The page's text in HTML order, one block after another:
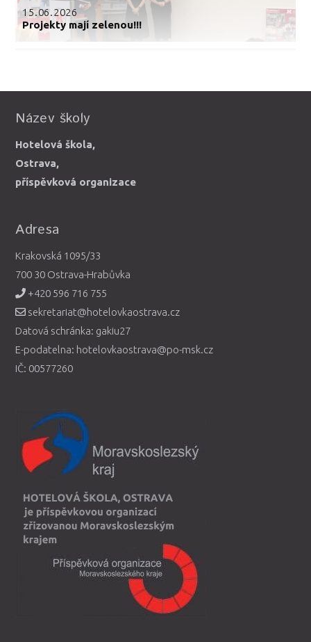
15.06.2026
Projekty mají zelenou!!!
Název školy
Hotelová škola,
Ostrava,
příspěvková organizace
Adresa
Krakovská 1095/33
700 30 Ostrava-Hrabůvka
+420 596 716 755
sekretariat@hotelovkaostrava.cz
Datová schránka: gakiu27
E-podatelna: hotelovkaostrava@po-msk.cz
IČ: 00577260